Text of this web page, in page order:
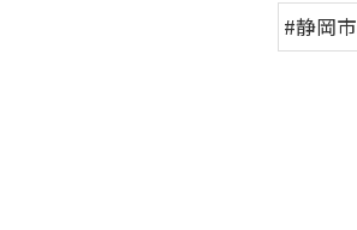
#静岡市